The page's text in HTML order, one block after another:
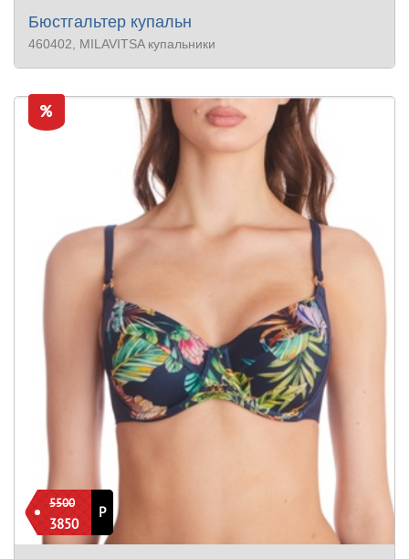
Бюстгальтер купальн
460402 , MILAVITSA купальники
5500
3850
Р